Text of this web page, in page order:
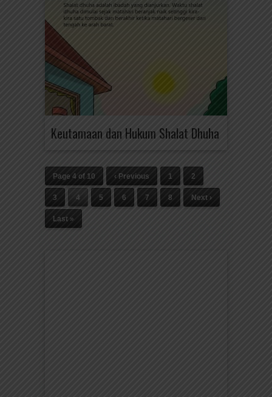
Keutamaan dan Hukum Shalat Dhuha
Page 4 of 10 ‹ Previous 1 2
3 4 5 6 7 8 Next ›
Last »